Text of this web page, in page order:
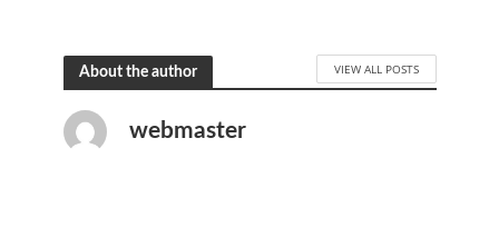
About the author VIEW ALL POSTS
webmaster